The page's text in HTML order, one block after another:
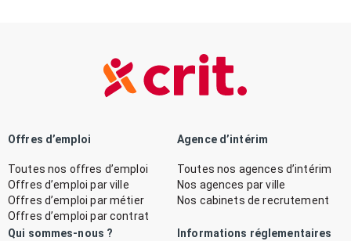
Offres d’emploi
Toutes nos offres d’emploi
Offres d’emploi par ville
Offres d’emploi par métier
Offres d’emploi par contrat
Agence d’intérim
Toutes nos agences d’intérim
Nos agences par ville
Nos cabinets de recrutement
Qui sommes-nous ? Informations réglementaires